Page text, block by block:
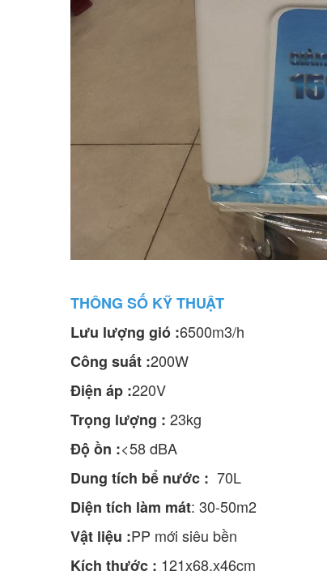
THÔNG SỐ KỸ THUẬT
Lưu lượng gió :6500m3/h
Công suất :200W
Điện áp :220V
Trọng lượng : 23kg
Độ ồn :<58 dBA
Dung tích bể nước : 70L
Diện tích làm mát: 30-50m2
Vật liệu :PP mới siêu bền
Kích thước : 121x68.x46cm